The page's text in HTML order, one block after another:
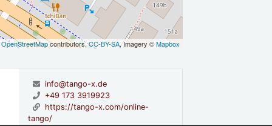
OpenStreetMapcontributors,CC-BY-SA, Imagery ©Mapbox
info@tango-x.de
+49 173 3919923
https://tango-x.com/online-
tango/